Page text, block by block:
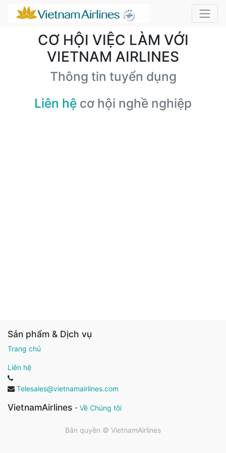
CƠ HỘI VIỆC LÀM VỚI
VIETNAM AIRLINES
Thông tin tuyển dụng
Liên hệ cơ hội nghề nghiệp
Sản phẩm & Dịch vụ
Trang chủ
Liên hệ
Telesales@vietnamairlines.com
VietnamAirlines - Về Chúng tôi
Bản quyền © VietnamAirlines